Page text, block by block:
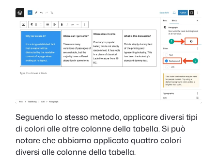
Seguendo lo stesso metodo, applicare diversi tipi
di colori alle altre colonne della tabella. Si può
notare che abbiamo applicato quattro colori
diversi alle colonne della tabella.